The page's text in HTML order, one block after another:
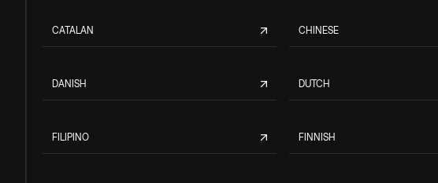
CATALAN CHINESE
DANISH DUTCH
FILIPINO FINNISH